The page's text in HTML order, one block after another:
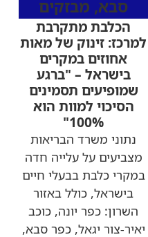
סבא, מבזקים
הכלבת מתקרבת
למרכז: זינוק של מאות
אחוזים במקרים
בישראל – "ברגע
שמופיעים תסמינים
הסיכוי למוות הוא
100%"
נתוני משרד הבריאות
מצביעים על עלייה חדה
במקרי כלבת בבעלי חיים
בישראל, כולל באזור
השרון: כפר יונה, כוכב
יאיר-צור יגאל, כפר סבא,